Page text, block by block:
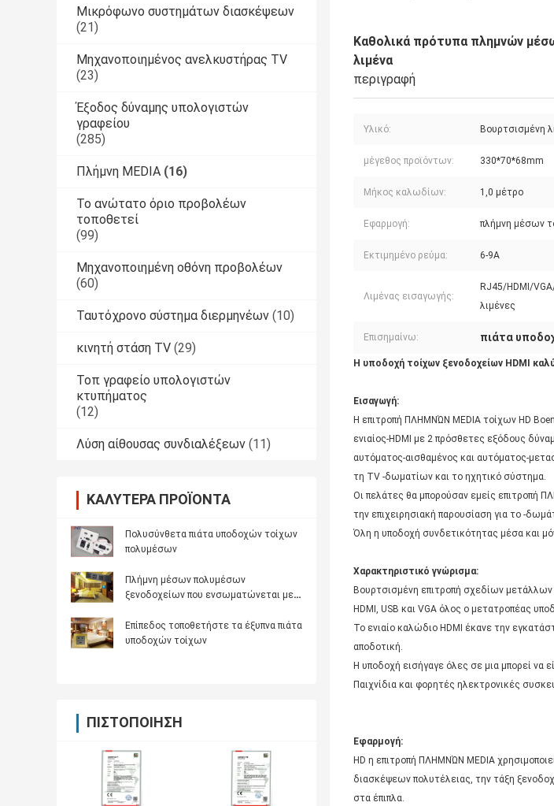
Μικρόφωνο συστημάτων διασκέψεων
(21)
Μηχανοποιημένος ανελκυστήρας TV
(23)
Έξοδος δύναμης υπολογιστών
γραφείου
(285)
Πλήμνη MEDIA (16)
Το ανώτατο όριο προβολέων
τοποθετεί
(99)
Μηχανοποιημένη οθόνη προβολέων
(60)
Ταυτόχρονο σύστημα διερμηνέων (10)
κινητή στάση TV (29)
Τοπ γραφείο υπολογιστών
κτυπήματος
(12)
Λύση αίθουσας συνδιαλέξεων (11)
ΚΑΛΎΤΕΡΑ ΠΡΟΪΌΝΤΑ
Πολυσύνθετα πιάτα υποδοχών τοίχων
πολυμέσων
Πλήμνη μέσων πολυμέσων
ξενοδοχείων που ενσωματώνεται με
Επίπεδος τοποθετήστε τα έξυπνα πιάτα
υποδοχών τοίχων
ΠΙΣΤΟΠΟΊΗΣΗ
Καθολικά πρότυπα πλημνών
λιμένα
περιγραφή
Υλικό: Βουρτσισμένη
μέγεθος προϊόντων: 330*70*68mm
Μήκος καλωδίων: 1,0 μέτρο
Εφαρμογή: πλήμνη μέσων
Εκτιμημένο ρεύμα: 6-9A
Λιμένας εισαγωγής:
RJ45/HDMI/
λιμένες
Επισημαίνω: πιάτα
Η υποδοχή τοίχων ξενοδοχείων HDMI
Εισαγωγή:
Η επιτροπή ΠΛΗΜΝΏΝ MEDIA τοίχων HD
ενιαίος-HDMI με 2 πρόσθετες εξόδους
αυτόματος-αισθαμένος και αυτόματος-
τη TV -δωματίων και το ηχητικό σύστημα.
Οι πελάτες θα μπορούσαν εμείς επιτροπή
την επιχειρησιακή παρουσίαση για το -
Όλη η υποδοχή συνδετικότητας μέσα και
Χαρακτηριστικό γνώρισμα:
Βουρτσισμένη επιτροπή σχεδίων μετάλλων
HDMI, USB και VGA όλος ο μετατροπέας
Το ενιαίο καλώδιο HDMI έκανε την
αποδοτική.
Η υποδοχή εισήγαγε όλες σε μια μπορεί να
Παιχνίδια και φορητές ηλεκτρονικές
Εφαρμογή:
HD η επιτροπή ΠΛΗΜΝΏΝ MEDIA
διασκέψεων πολυτέλειας, την τάξη
στα έπιπλα.